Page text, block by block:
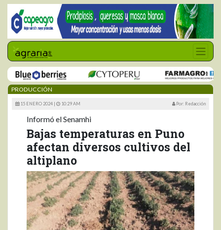
PRODUCCIÓN
15 ENERO 2024 | 10:29 AM Por: Redacción
Informó el Senamhi
Bajas temperaturas en Puno
afectan diversos cultivos del
altiplano